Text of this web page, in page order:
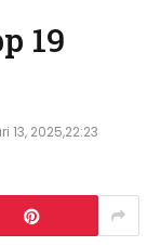
19
2025,22:23